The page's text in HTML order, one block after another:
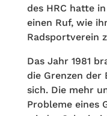
des HRC hatte
einen Ruf, wie
Radsportverein
Das Jahr 1981
die Grenzen der
sich. Die mehr
Probleme eines